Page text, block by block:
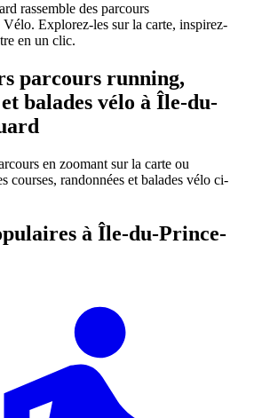
rassemble des parcours
Vélo. Explorez-les sur la carte, inspirez-
en un clic.
parcours running,
balades vélo à Île-du-
en zoomant sur la carte ou
courses, randonnées et balades vélo ci-
à Île-du-Prince-